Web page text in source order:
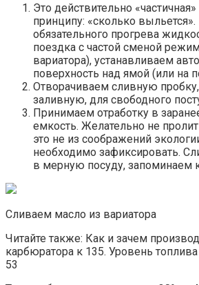
Это действительно
принципу: «сколько
обязательного прогрева
поездка с частой сменой
вариатора), устанавливаем
поверхность над ямой (или на
Отворачиваем сливную
заливную, для свободного
Принимаем отработку в
емкость. Желательно не
это не из соображений
необходимо зафиксировать.
в мерную посуду, запоминаем
Сливаем масло из вариатора
Читайте также: Как и зачем
карбюратора к 135. Уровень
53